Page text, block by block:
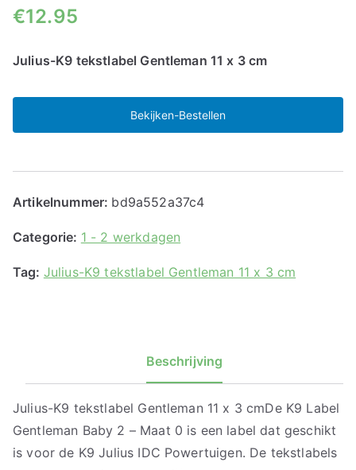
€12.95
Julius-K9 tekstlabel Gentleman 11 x 3 cm
Bekijken-Bestellen
Artikelnummer: bd9a552a37c4
Categorie: 1 - 2 werkdagen
Tag: Julius-K9 tekstlabel Gentleman 11 x 3 cm
Beschrijving
Julius-K9 tekstlabel Gentleman 11 x 3 cmDe K9 Label
Gentleman Baby 2 – Maat 0 is een label dat geschikt
is voor de K9 Julius IDC Powertuigen. De tekstlabels